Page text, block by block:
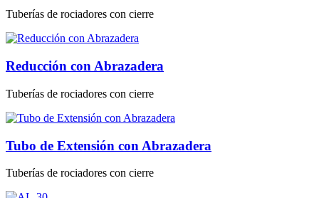
Tuberías de rociadores con cierre
Reducción con Abrazadera
Tuberías de rociadores con cierre
Tubo de Extensión con Abrazadera
Tuberías de rociadores con cierre